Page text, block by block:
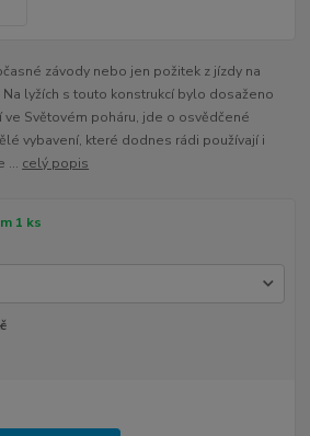
závody nebo jen požitek z jízdy na
lyžích s touto konstrukcí bylo dosaženo
ve Světovém poháru, jde o osvědčené
vybavení, které dodnes rádi používají i
... celý popis
1 ks